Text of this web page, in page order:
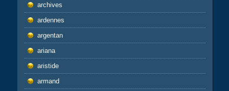
archives
ardennes
argentan
ariana
aristide
armand